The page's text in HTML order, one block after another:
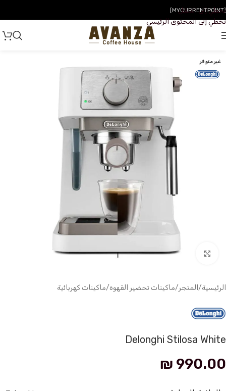
تخطي إلى التنقل
تخطي إلى المحتوى الرئيسي
[MYCURRENTPOINT]
غير متوفر
انقر للتكبير
الرئيسية/ المتجر/ماكينات تحضير القهوة/ماكينات كهربائية
Delonghi Stilosa White
₪ 990.00